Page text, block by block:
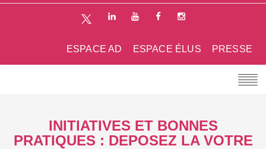
PRESSE
ESPACE ÉLUS
ESPACE AD
INITIATIVES ET BONNES
PRATIQUES : DEPOSEZ LA VOTRE